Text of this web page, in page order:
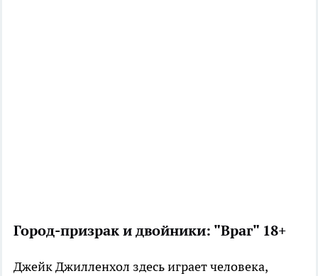
Город-призрак и двойники: "Враг" 18+
Джейк Джилленхол здесь играет человека,